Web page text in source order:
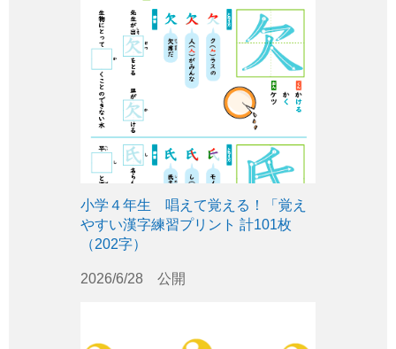
小学４年生 唱えて覚える！「覚え
やすい漢字練習プリント 計101枚
（202字）
2026/6/28 公開